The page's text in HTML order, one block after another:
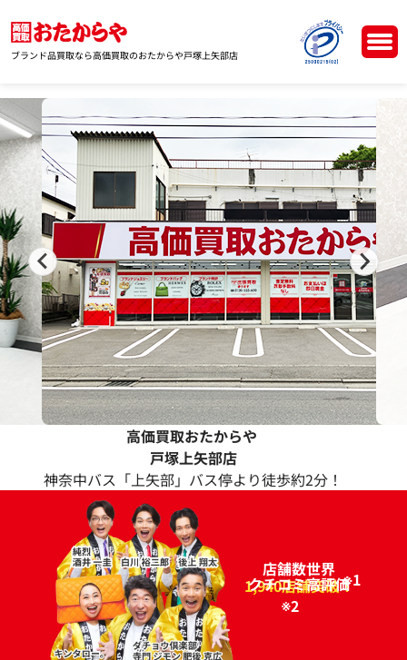
ブランド品買取なら高価買取のおたからや戸塚上矢部店
高価買取おたからや
戸塚上矢部店
神奈中バス「上矢部」バス停より徒歩約2分！
店舗数世界
1,940店舗突破！
※1
クチコミ高評価
96.2%
※2